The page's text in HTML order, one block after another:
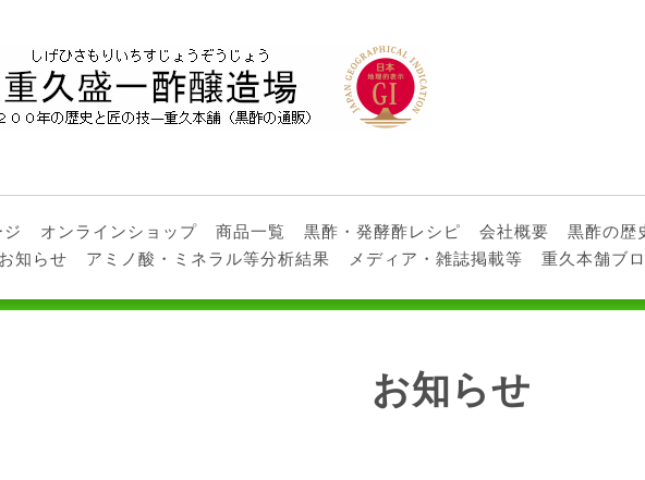
ジ オンラインショップ 商品一覧 黒酢・発酵酢レシピ 会社概要 黒酢の歴
お知らせ
アミノ酸・ミネラル等分析結果 メディア・雑誌掲載等 重久本舗ブ
お知らせ